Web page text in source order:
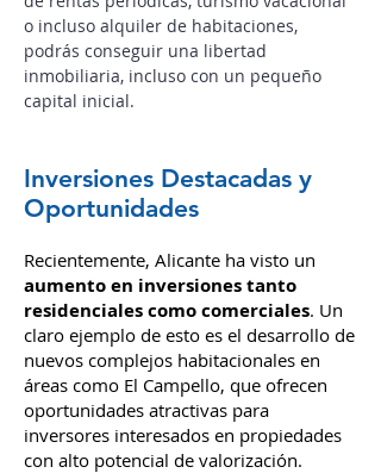
o incluso alquiler de habitaciones,
podrás conseguir una libertad
inmobiliaria, incluso con un pequeño
capital inicial.
Inversiones Destacadas y
Oportunidades
Recientemente, Alicante ha visto un
aumento en inversiones tanto
residenciales como comerciales. Un
claro ejemplo de esto es el desarrollo de
nuevos complejos habitacionales en
áreas como El Campello, que ofrecen
oportunidades atractivas para
inversores interesados en propiedades
con alto potencial de valorización.